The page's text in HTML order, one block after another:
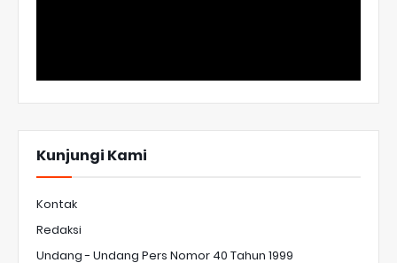
Kunjungi Kami
Kontak
Redaksi
Undang - Undang Pers Nomor 40 Tahun 1999